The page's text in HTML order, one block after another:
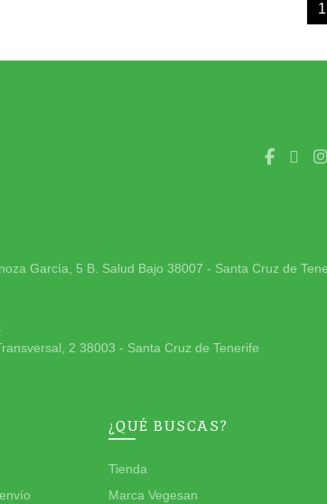
1
García, 5 B. Salud Bajo 38007 - Santa Cruz de
2 38003 - Santa Cruz de Tenerife
¿QUÉ BUSCAS?
Tienda
Marca Vegesan